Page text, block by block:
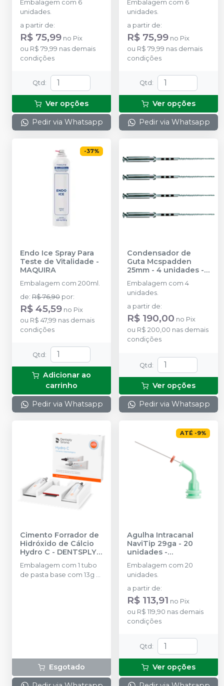
Embalagem com 6
unidades.
a partir de:
R$ 75,99 no Pix
ou R$ 79,99 nas demais
condições
Qtd :
Ver opções
Pedir via Whatsapp
Embalagem com 6
unidades.
a partir de:
R$ 75,99 no Pix
ou R$ 79,99 nas demais
condições
Qtd :
Ver opções
Pedir via Whatsapp
-37%
Endo Ice Spray Para
Teste de Vitalidade -
MAQUIRA
Embalagem com 200ml.
de: R$ 76,90 por:
R$ 45,59 no Pix
ou R$ 47,99 nas demais
condições
Qtd:
Adicionar ao
carrinho
Pedir via Whatsapp
Condensador de
Guta Mcspadden
25mm - 4 unidades -
DENTSPLY SIRONA
Embalagem com 4
unidades.
a partir de:
R$ 190,00 no Pix
ou R$ 200,00 nas demais
condições
Qtd:
Ver opções
Pedir via Whatsapp
Cimento Forrador de
Hidróxido de Cálcio
Hydro C - DENTSPLY
SIRONA
Embalagem com 1 tubo
de pasta base com 13g + 1
Esgotado
ATÉ -9%
Agulha Intracanal
NaviTip 29ga - 20
unidades -
ULTRADENT
Embalagem com 20
unidades.
a partir de:
R$ 113,91 no Pix
ou R$ 119,90 nas demais
condições
Qtd :
Ver opções